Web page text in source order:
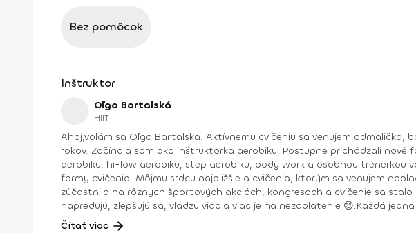
Bez pomôcok
Inštruktor
Oľga Bartalská
HIIT
Ahoj,volám sa Oľga Bartalská. Aktívnemu cvičeniu sa venujem
rokov. Začínala som ako inštruktorka aerobiku. Postupne prichádzali
aerobiku, hi-low aerobiku, step aerobiku, body work a osobnou trénerkou
formy cvičenia. Môjmu srdcu najbližšie a cvičenia, ktorým sa venujem
zúčastnila na rôznych športových akciách, kongresoch a cvičenie sa
napredujú, zlepšujú sa, vládzu viac a viac je na nezaplatenie 😊.Každá
:).Dosiahnuté vzdelanie: IFFA licencia B, Dance aerobik, Hi-low aerobik,Funky aerobik, Step aerobik, Latino aerobik, Body Work FACE –Bosu ZUMBA FITNES – B1, B2, Zumba
Čítať viac